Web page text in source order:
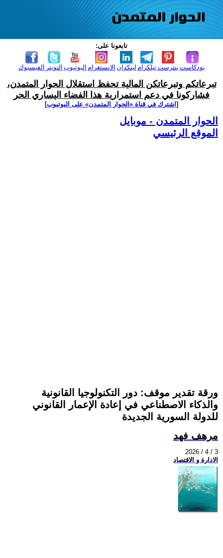
تابعونا على:
الفيسبوك التويتر اليوتيوب الانستغرام لينكدإن تيلكرامبنترست بودكاست
تبرعاتكم وتبرعاتكن المالية تحفظ استقلال الحوار المتمدن،
فشاركونا في دعم استمرارية هذا الفضاء اليساري الحر
[اشترك في قناة ‫«الحوار المتمدن» على اليوتيوب]
الحوار المتمدن - موبايل
الموقع الرئيسي
ورقة تقدير موقف: دور التكنولوجيا القانونية
والذكاء الاصطناعي في إعادة الإعمار القانوني
للدولة السورية الجديدة
مرهف فهد
2026 / 4 / 3
الادارة و الاقتصاد